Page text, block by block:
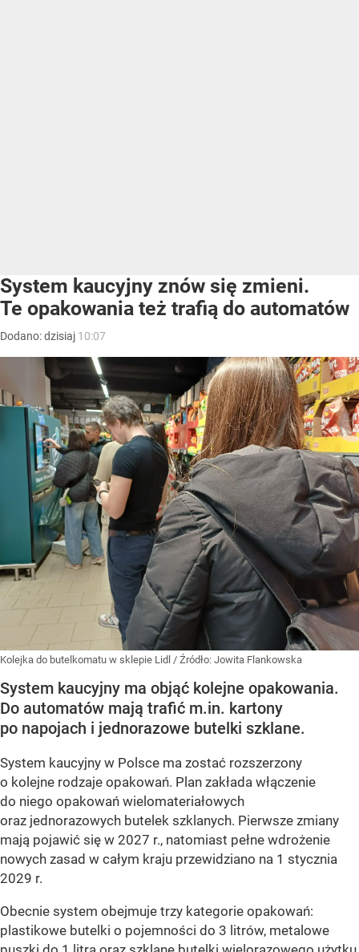
System kaucyjny znów się zmieni.
Te opakowania też trafią do automatów
Dodano:dzisiaj 10:07
Kolejka do butelkomatu w sklepie Lidl / Źródło: Jowita Flankowska
System kaucyjny ma objąć kolejne opakowania.
Do automatów mają trafić m.in. kartony
po napojach i jednorazowe butelki szklane.
System kaucyjny w Polsce ma zostać rozszerzony
o kolejne rodzaje opakowań. Plan zakłada włączenie
do niego opakowań wielomateriałowych
oraz jednorazowych butelek szklanych. Pierwsze zmiany
mają pojawić się w 2027 r., natomiast pełne wdrożenie
nowych zasad w całym kraju przewidziano na 1 stycznia
2029 r.
Obecnie system obejmuje trzy kategorie opakowań:
plastikowe butelki o pojemności do 3 litrów, metalowe